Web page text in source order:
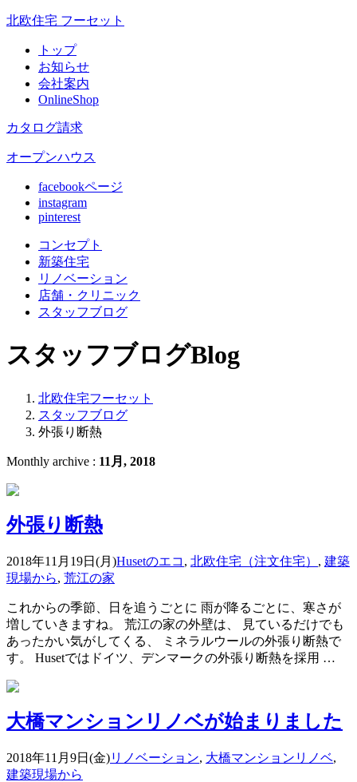
北欧住宅 フーセット
トップ
お知らせ
会社案内
OnlineShop
カタログ請求
オープンハウス
facebookページ
instagram
pinterest
コンセプト
新築住宅
リノベーション
店舗 ・クリニック
スタッフブログ
スタッフブログBlog
北欧住宅フーセット
スタッフブログ
外張り断熱
Monthly archive : 11月, 2018
外張り断熱
2018年11月19日(月)Husetのエコ , 北欧住宅（注文住宅） , 建築
現場から, 荒江の家
これからの季節、日を追うごとに 雨が降るごとに、寒さが
増していきますね。 荒江の家の外壁は、 見ているだけでも
あったかい気がしてくる、 ミネラルウールの外張り断熱で
す。 Husetではドイツ、デンマークの外張り断熱を採用 …
大橋マンションリノベが始まりました
2018年11月9日(金)リノベーション, 大橋マンションリノベ,
建築現場から